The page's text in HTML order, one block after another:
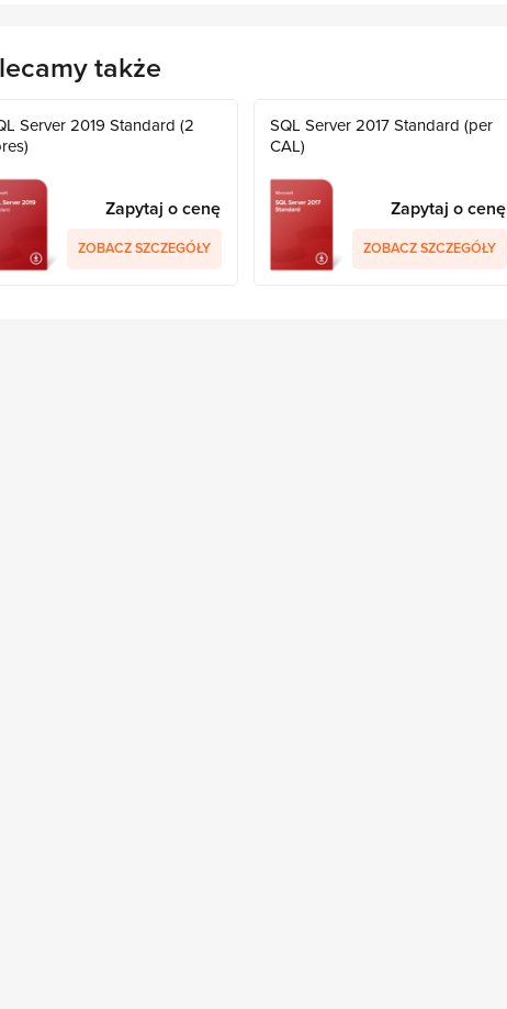
także
Server 2019 Standard (2
Zapytaj o cenę
ZOBACZ SZCZEGÓŁY
SQL Server 2017 Standard (per
CAL)
Zapytaj o cenę
ZOBACZ SZCZEGÓŁY